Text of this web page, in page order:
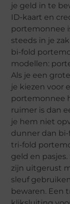
je geld in te
ID-kaart en
portemonnee
steeds in je
bi-fold
modellen:
Als je een
je kiezen voor
portemonnee
ruimer is dan
je hem niet
dunner dan
tri-fold
geld en
zijn uitgerust
sleuf
bewaren. Een